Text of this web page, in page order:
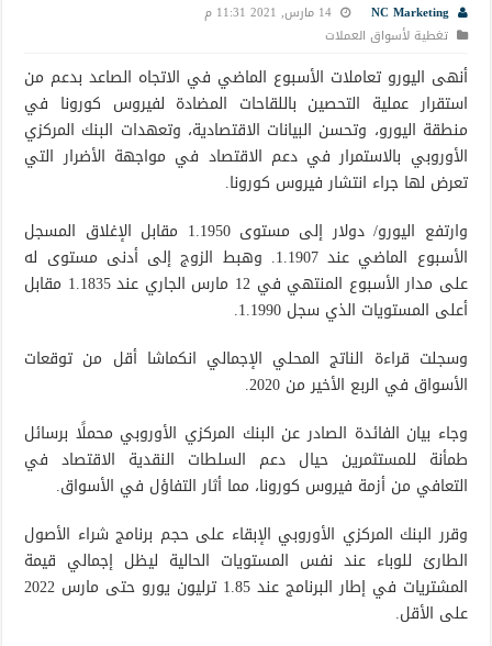
NC Marketing
14 مارس, 2021 11:31 م
تغطية لأسواق العملات
أنهى اليورو تعاملات الأسبوع الماضي في الاتجاه الصاعد بدعم من
استقرار عملية التحصين باللقاحات المضادة لفيروس كورونا في
منطقة اليورو، وتحسن البيانات الاقتصادية، وتعهدات البنك المركزي
الأوروبي بالاستمرار في دعم الاقتصاد في مواجهة الأضرار التي
تعرض لها جراء انتشار فيروس كورونا.
وارتفع اليورو/ دولار إلى مستوى 1.1950 مقابل الإغلاق المسجل
الأسبوع الماضي عند 1.1907. وهبط الزوج إلى أدنى مستوى له
على مدار الأسبوع المنتهي في 12 مارس الجاري عند 1.1835 مقابل
أعلى المستويات الذي سجل 1.1990.
وسجلت قراءة الناتج المحلي الإجمالي انكماشا أقل من توقعات
الأسواق في الربع الأخير من 2020.
وجاء بيان الفائدة الصادر عن البنك المركزي الأوروبي محملًا برسائل
طمأنة للمستثمرين حيال دعم السلطات النقدية الاقتصاد في
التعافي من أزمة فيروس كورونا، مما أثار التفاؤل في الأسواق.
وقرر البنك المركزي الأوروبي الإبقاء على حجم برنامج شراء الأصول
الطارئ للوباء عند نفس المستويات الحالية ليظل إجمالي قيمة
المشتريات في إطار البرنامج عند 1.85 ترليون يورو حتى مارس 2022
على الأقل.